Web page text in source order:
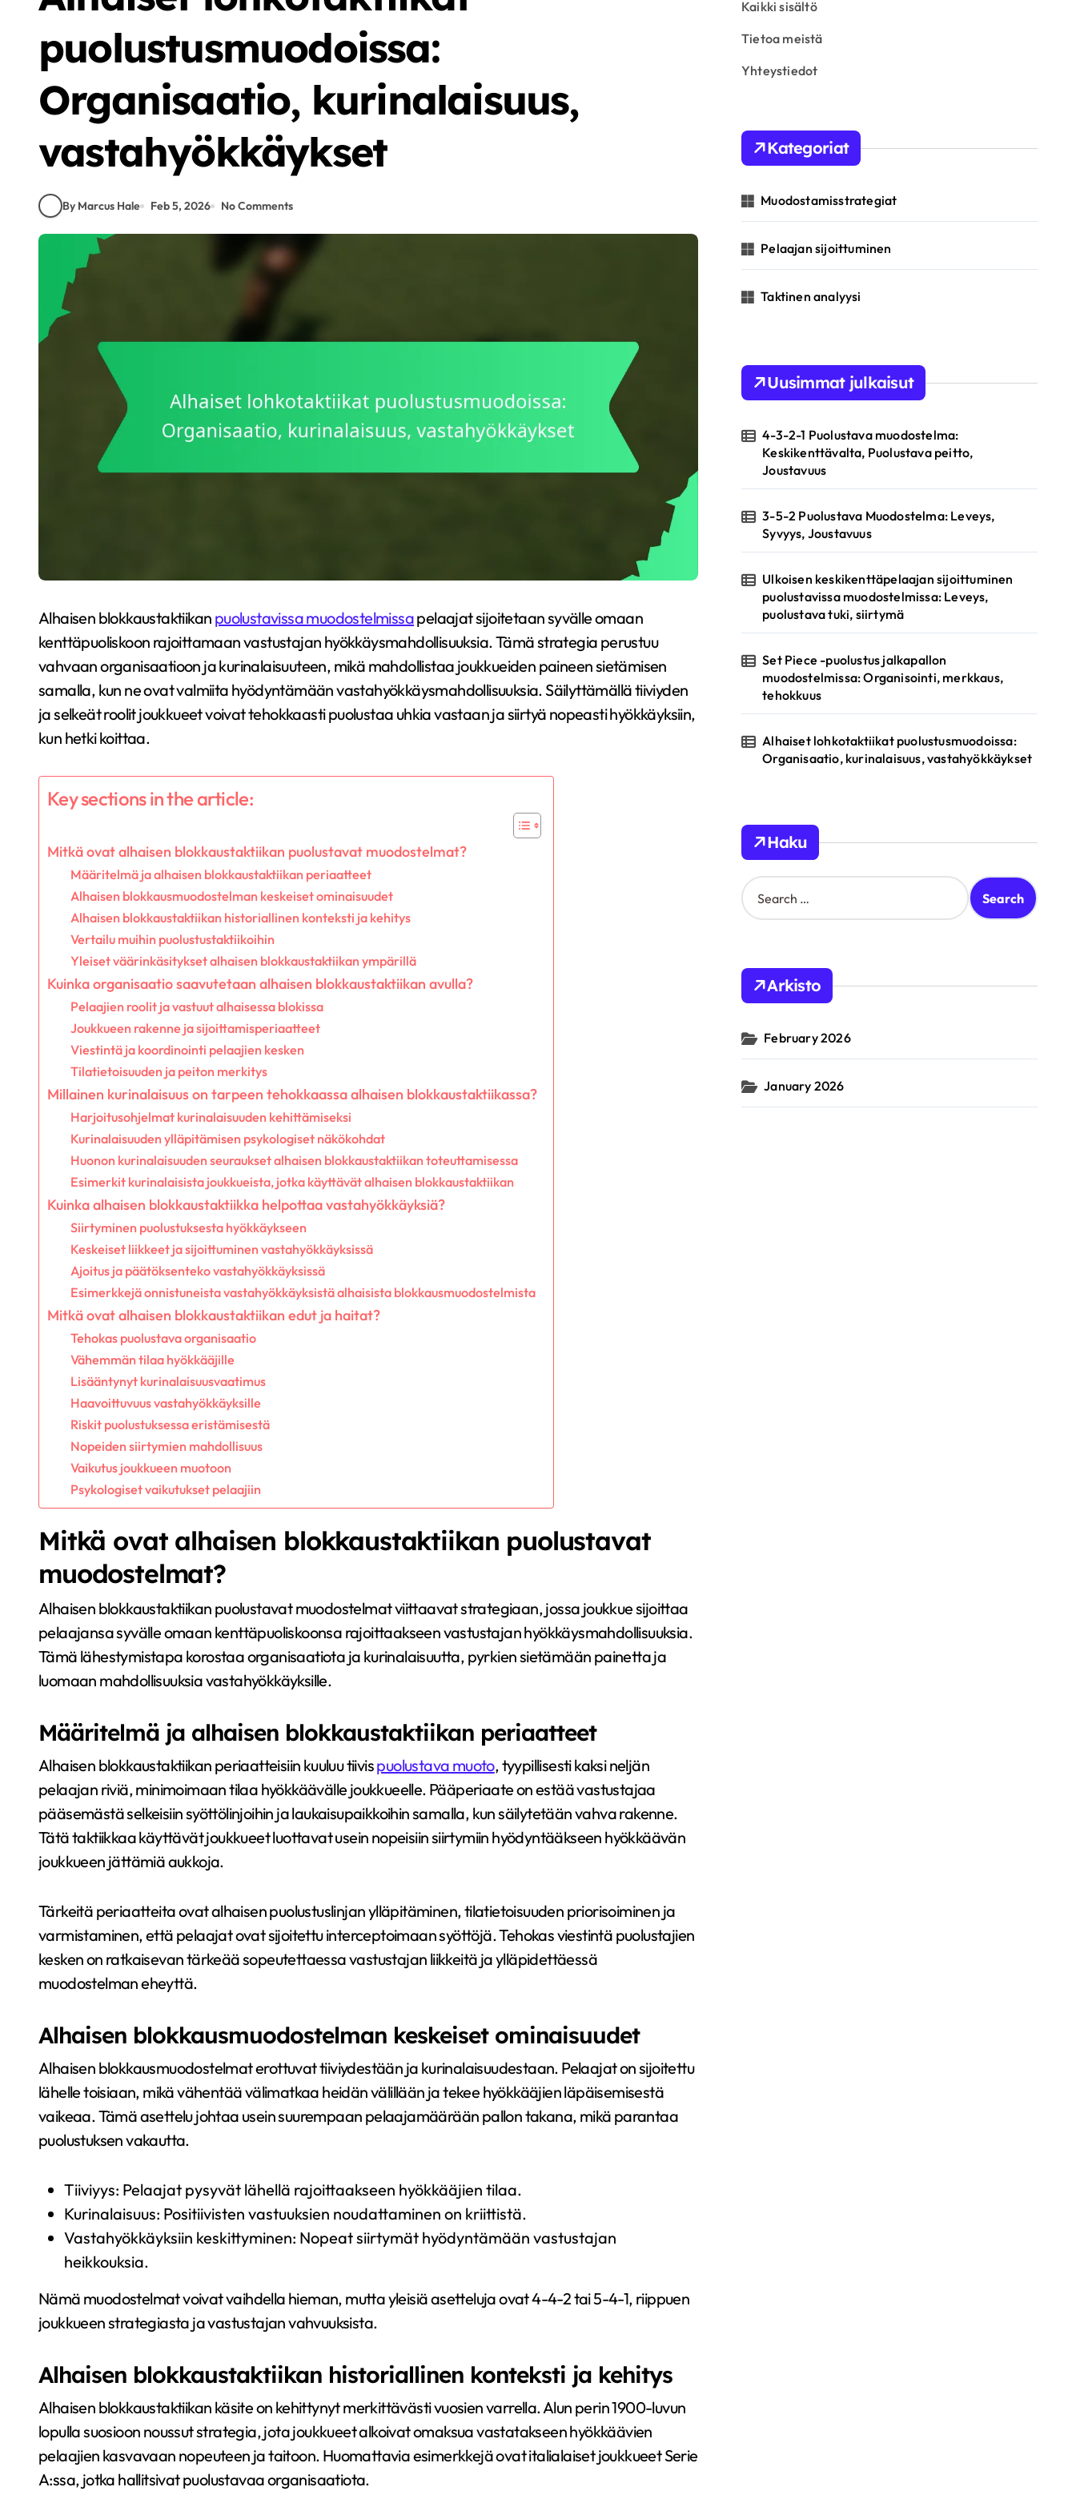
puolustusmuodoissa:
Organisaatio, kurinalaisuus,
vastahyökkäykset
By Marcus Hale Feb 5, 2026 No Comments
Alhaisen blokkaustaktiikan puolustavissa muodostelmissapelaajat sijoitetaan syvälle omaan
kenttäpuoliskoon rajoittamaan vastustajan hyökkäysmahdollisuuksia. Tämä strategia perustuu
vahvaan organisaatioon ja kurinalaisuuteen, mikä mahdollistaa joukkueiden paineen sietämisen
samalla, kun ne ovat valmiita hyödyntämään vastahyökkäysmahdollisuuksia. Säilyttämällä tiiviyden
ja selkeät roolit joukkueet voivat tehokkaasti puolustaa uhkia vastaan ja siirtyä nopeasti hyökkäyksiin,
kun hetki koittaa.
Key sections in the article:
Mitkä ovat alhaisen blokkaustaktiikan puolustavat muodostelmat?
Määritelmä ja alhaisen blokkaustaktiikan periaatteet
Alhaisen blokkausmuodostelman keskeiset ominaisuudet
Alhaisen blokkaustaktiikan historiallinen konteksti ja kehitys
Vertailu muihin puolustustaktiikoihin
Yleiset väärinkäsitykset alhaisen blokkaustaktiikan ympärillä
Kuinka organisaatio saavutetaan alhaisen blokkaustaktiikan avulla?
Pelaajien roolit ja vastuut alhaisessa blokissa
Joukkueen rakenne ja sijoittamisperiaatteet
Viestintä ja koordinointi pelaajien kesken
Tilatietoisuuden ja peiton merkitys
Millainen kurinalaisuus on tarpeen tehokkaassa alhaisen blokkaustaktiikassa?
Harjoitusohjelmat kurinalaisuuden kehittämiseksi
Kurinalaisuuden ylläpitämisen psykologiset näkökohdat
Huonon kurinalaisuuden seuraukset alhaisen blokkaustaktiikan toteuttamisessa
Esimerkit kurinalaisista joukkueista, jotka käyttävät alhaisen blokkaustaktiikan
Kuinka alhaisen blokkaustaktiikka helpottaa vastahyökkäyksiä?
Siirtyminen puolustuksesta hyökkäykseen
Keskeiset liikkeet ja sijoittuminen vastahyökkäyksissä
Ajoitus ja päätöksenteko vastahyökkäyksissä
Esimerkkejä onnistuneista vastahyökkäyksistä alhaisista blokkausmuodostelmista
Mitkä ovat alhaisen blokkaustaktiikan edut ja haitat?
Tehokas puolustava organisaatio
Vähemmän tilaa hyökkääjille
Lisääntynyt kurinalaisuusvaatimus
Haavoittuvuus vastahyökkäyksille
Riskit puolustuksessa eristämisestä
Nopeiden siirtymien mahdollisuus
Vaikutus joukkueen muotoon
Psykologiset vaikutukset pelaajiin
Mitkä ovat alhaisen blokkaustaktiikan puolustavat
muodostelmat?
Alhaisen blokkaustaktiikan puolustavat muodostelmat viittaavat strategiaan, jossa joukkue sijoittaa
pelaajansa syvälle omaan kenttäpuoliskoonsa rajoittaakseen vastustajan hyökkäysmahdollisuuksia.
Tämä lähestymistapa korostaa organisaatiota ja kurinalaisuutta, pyrkien sietämään painetta ja
luomaan mahdollisuuksia vastahyökkäyksille.
Määritelmä ja alhaisen blokkaustaktiikan periaatteet
Alhaisen blokkaustaktiikan periaatteisiin kuuluu tiivispuolustava muoto, tyypillisesti kaksi neljän
pelaajan riviä, minimoimaan tilaa hyökkäävälle joukkueelle. Pääperiaate on estää vastustajaa
pääsemästä selkeisiin syöttölinjoihin ja laukaisupaikkoihin samalla, kun säilytetään vahva rakenne.
Tätä taktiikkaa käyttävät joukkueet luottavat usein nopeisiin siirtymiin hyödyntääkseen hyökkäävän
joukkueen jättämiä aukkoja.
Tärkeitä periaatteita ovat alhaisen puolustuslinjan ylläpitäminen, tilatietoisuuden priorisoiminen ja
varmistaminen, että pelaajat ovat sijoitettu interceptoimaan syöttöjä. Tehokas viestintä puolustajien
kesken on ratkaisevan tärkeää sopeutettaessa vastustajan liikkeitä ja ylläpidettäessä
muodostelman eheyttä.
Alhaisen blokkausmuodostelman keskeiset ominaisuudet
Alhaisen blokkausmuodostelmat erottuvat tiiviydestään ja kurinalaisuudestaan. Pelaajat on sijoitettu
lähelle toisiaan, mikä vähentää välimatkaa heidän välillään ja tekee hyökkääjien läpäisemisestä
vaikeaa. Tämä asettelu johtaa usein suurempaan pelaajamäärään pallon takana, mikä parantaa
puolustuksen vakautta.
Tiiviyys: Pelaajat pysyvät lähellä rajoittaakseen hyökkääjien tilaa.
Kurinalaisuus: Positiivisten vastuuksien noudattaminen on kriittistä.
Vastahyökkäyksiin keskittyminen: Nopeat siirtymät hyödyntämään vastustajan
heikkouksia.
Nämä muodostelmat voivat vaihdella hieman, mutta yleisiä asetteluja ovat 4-4-2 tai 5-4-1, riippuen
joukkueen strategiasta ja vastustajan vahvuuksista.
Alhaisen blokkaustaktiikan historiallinen konteksti ja kehitys
Alhaisen blokkaustaktiikan käsite on kehittynyt merkittävästi vuosien varrella. Alun perin 1900-luvun
lopulla suosioon noussut strategia, jota joukkueet alkoivat omaksua vastatakseen hyökkäävien
pelaajien kasvavaan nopeuteen ja taitoon. Huomattavia esimerkkejä ovat italialaiset joukkueet Serie
A:ssa, jotka hallitsivat puolustavaa organisaatiota.
Kaikki sisältö
Tietoa meistä
Yhteystiedot
Kategoriat
Muodostamisstrategiat
Pelaajan sijoittuminen
Taktinen analyysi
Uusimmat julkaisut
4-3-2-1 Puolustava muodostelma:
Keskikenttävalta, Puolustava peitto,
Joustavuus
3-5-2 Puolustava Muodostelma: Leveys,
Syvyys, Joustavuus
Ulkoisen keskikenttäpelaajan sijoittuminen
puolustavissa muodostelmissa: Leveys,
puolustava tuki, siirtymä
Set Piece -puolustus jalkapallon
muodostelmissa: Organisointi, merkkaus,
tehokkuus
Alhaiset lohkotaktiikat puolustusmuodoissa:
Organisaatio, kurinalaisuus, vastahyökkäykset
Haku
S
e
h
o
:
Arkisto
February 2026
January 2026